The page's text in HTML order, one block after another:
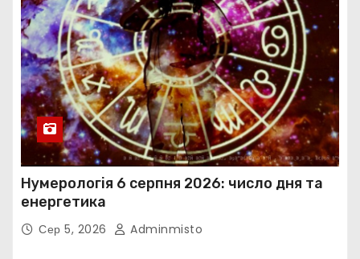
Нумерологія 6 серпня 2026: число дня та
енергетика
Сер 5, 2026 Adminmisto